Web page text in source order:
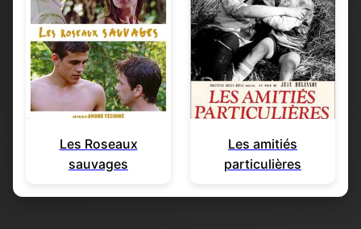
Les Roseaux
sauvages
Les amitiés
particulières